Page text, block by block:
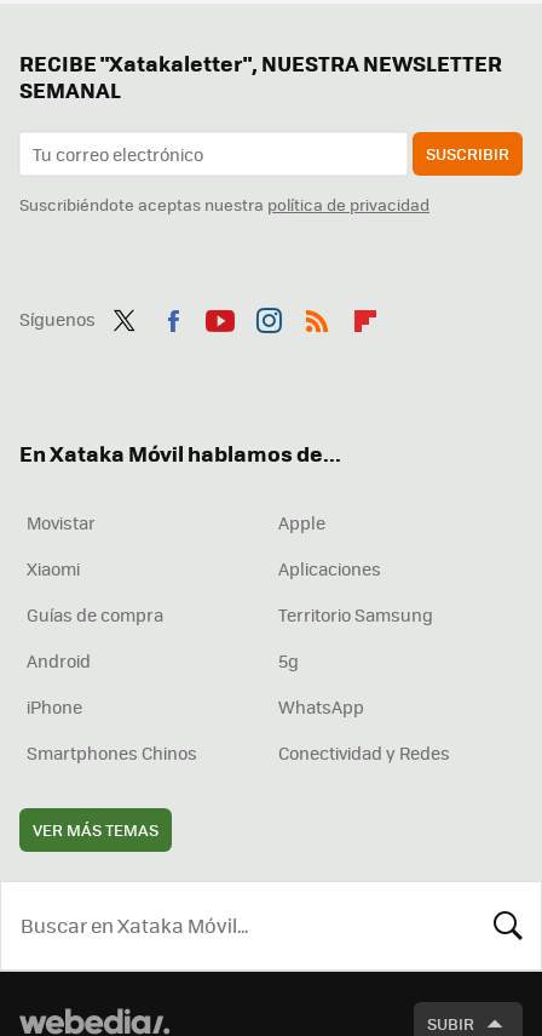
RECIBE "Xatakaletter", NUESTRA NEWSLETTER
SEMANAL
SUSCRIBIR
Suscribiéndote aceptas nuestra política de privacidad
Síguenos
En Xataka Móvil hablamos de...
Movistar
Apple
Xiaomi
Aplicaciones
Guías de compra
Territorio Samsung
Android
5g
iPhone
WhatsApp
Smartphones Chinos
Conectividad y Redes
VER MÁS TEMAS
SUBIR